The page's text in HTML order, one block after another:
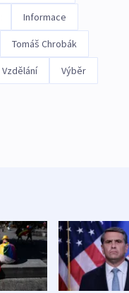
Informace
Tomáš Chrobák
Vzdělání Výběr